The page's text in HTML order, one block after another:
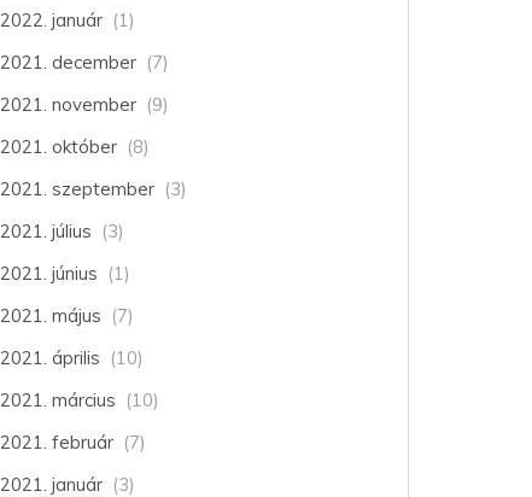
2022. január (1)
2021. december (7)
2021. november (9)
2021. október (8)
2021. szeptember (3)
2021. július (3)
2021. június (1)
2021. május (7)
2021. április (10)
2021. március (10)
2021. február (7)
2021. január (3)